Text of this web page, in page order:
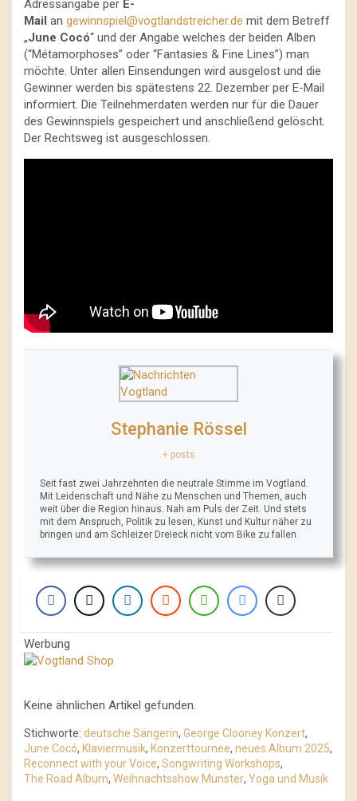
Adressangabe per E-
Mail an gewinnspiel@vogtlandstreicher.de mit dem Betreff
„June Cocó“ und der Angabe welches der beiden Alben
(“Métamorphoses” oder “Fantasies & Fine Lines”) man
möchte. Unter allen Einsendungen wird ausgelost und die
Gewinner werden bis spätestens 22. Dezember per E-Mail
informiert. Die Teilnehmerdaten werden nur für die Dauer
des Gewinnspiels gespeichert und anschließend gelöscht.
Der Rechtsweg ist ausgeschlossen.
Stephanie Rössel
+ posts
Seit fast zwei Jahrzehnten die neutrale Stimme im Vogtland.
Mit Leidenschaft und Nähe zu Menschen und Themen, auch
weit über die Region hinaus. Nah am Puls der Zeit. Und stets
mit dem Anspruch, Politik zu lesen, Kunst und Kultur näher zu
bringen und am Schleizer Dreieck nicht vom Bike zu fallen.
Werbung
Keine ähnlichen Artikel gefunden.
Stichworte: deutsche Sängerin, George Clooney Konzert,
June Cocó, Klaviermusik, Konzerttournee, neues Album 2025,
Reconnect with your Voice, Songwriting Workshops,
The Road Album, Weihnachtsshow Münster, Yoga und Musik